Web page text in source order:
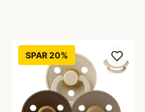
SPAR 20%